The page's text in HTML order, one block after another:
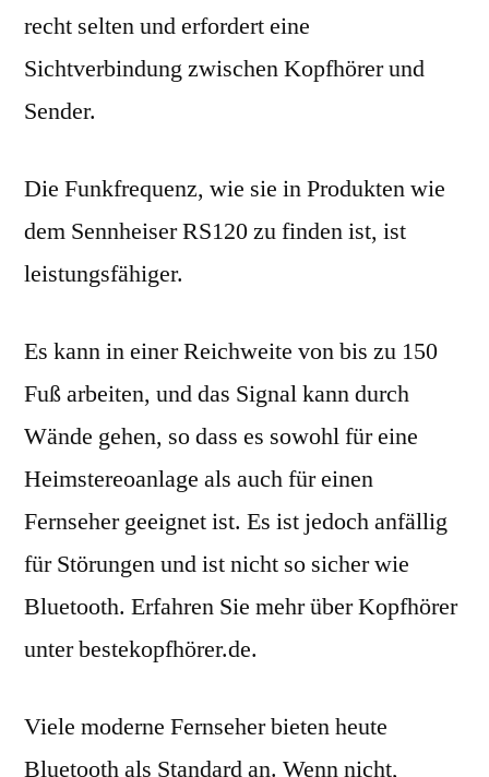
recht selten und erfordert eine
Sichtverbindung zwischen Kopfhörer und
Sender.
Die Funkfrequenz, wie sie in Produkten wie
dem Sennheiser RS120 zu finden ist, ist
leistungsfähiger.
Es kann in einer Reichweite von bis zu 150
Fuß arbeiten, und das Signal kann durch
Wände gehen, so dass es sowohl für eine
Heimstereoanlage als auch für einen
Fernseher geeignet ist. Es ist jedoch anfällig
für Störungen und ist nicht so sicher wie
Bluetooth. Erfahren Sie mehr über Kopfhörer
unter bestekopfhörer.de.
Viele moderne Fernseher bieten heute
Bluetooth als Standard an. Wenn nicht,